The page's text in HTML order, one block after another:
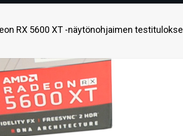
RX 5600 XT -näytönohjaimen